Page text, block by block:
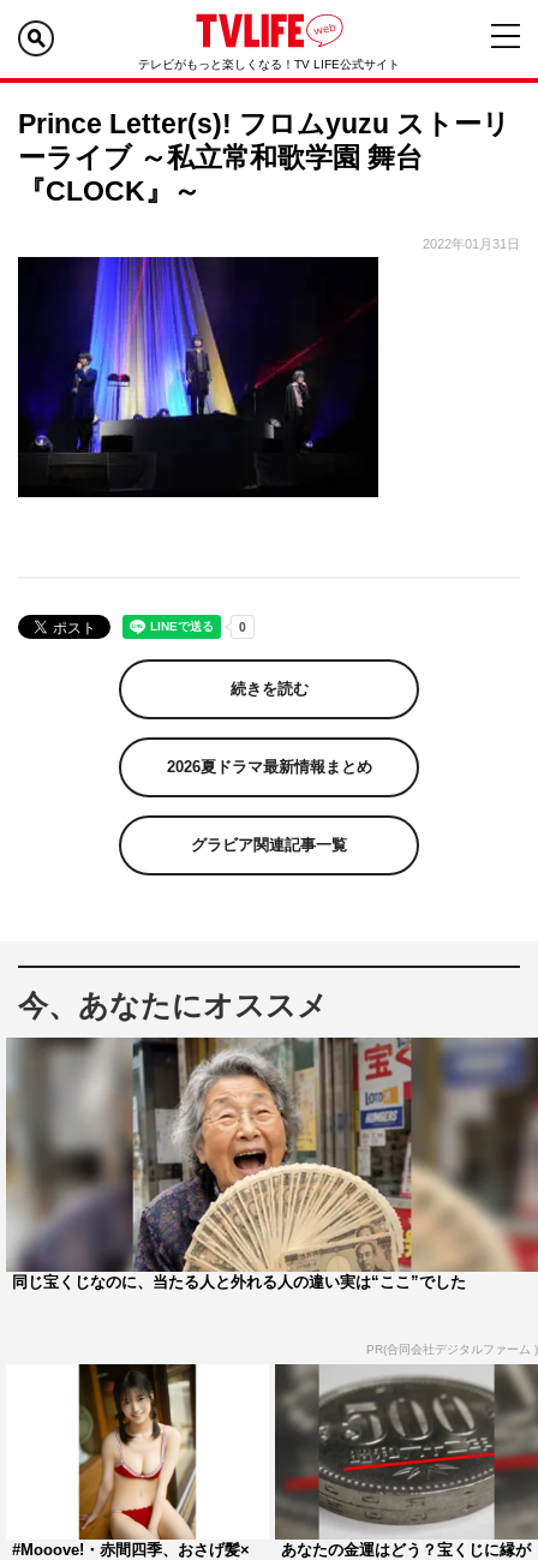
テレビがもっと楽しくなる！TV LIFE公式サイト
Prince Letter(s)! フロムyuzu ストーリ
ーライブ ～私立常和歌学園 舞台
『CLOCK』～
2022年01月31日
続きを読む
2026夏ドラマ最新情報まとめ
グラビア関連記事一覧
今、あなたにオススメ
同じ宝くじなのに、当たる人と外れる人の違い実は“ここ”でした
PR(合同会社デジタルファーム )
#Mooove!・赤間四季、おさげ髪×
あなたの金運はどう？宝くじに縁が